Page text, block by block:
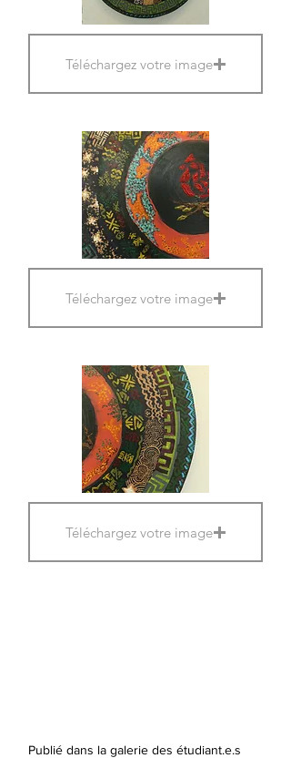
Téléchargez votre image
Téléchargez votre image
Téléchargez votre image
Publié dans la galerie des étudiant.e.s